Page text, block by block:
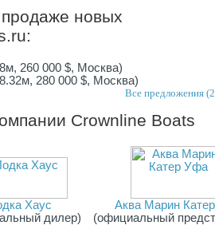
новых
260 000 $, Москва)
280 000 $, Москва)
Все предложения
Crownline Boats
Хаус
дилер)
Аква Марин
(официальный